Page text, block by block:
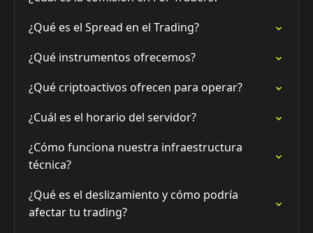
¿Qué es el Spread en el Trading?
¿Qué instrumentos ofrecemos?
¿Qué criptoactivos ofrecen para operar?
¿Cuál es el horario del servidor?
¿Cómo funciona nuestra infraestructura
técnica?
¿Qué es el deslizamiento y cómo podría
afectar tu trading?